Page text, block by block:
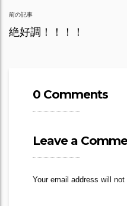
Post
navigation
前の記事
絶好調！！！！
0 Comments
Leave a
Your email address will not